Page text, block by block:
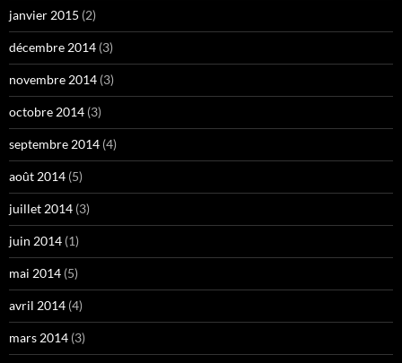
janvier 2015 (2)
décembre 2014 (3)
novembre 2014 (3)
octobre 2014 (3)
septembre 2014 (4)
août 2014 (5)
juillet 2014 (3)
juin 2014 (1)
mai 2014 (5)
avril 2014 (4)
mars 2014 (3)